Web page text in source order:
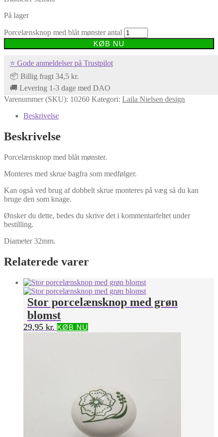
På lager
Porcelænsknop med blåt mønster antal
KØB NU
⭐ Gode anmeldelser på Trustpilot
📦 Billig fragt 34,5 kr.
🚚 Levering 1-3 dage med DAO
Varenummer (SKU): 10260 Kategori: Laila Nielsen design
Beskrivelse
Beskrivelse
Porcelænsknop med blåt mønster.
Monteres med skrue bagfra som medfølger.
Kan også ved brug af dobbelt skrue monteres på væg så du kan
bruge den som knage.
Ønsker du dette, bedes du skrive det i kommentarfeltet under
bestilling.
Diameter 32mm.
Relaterede varer
Stor porcelænsknop med grøn
blomst
29,95 kr. KØB NU